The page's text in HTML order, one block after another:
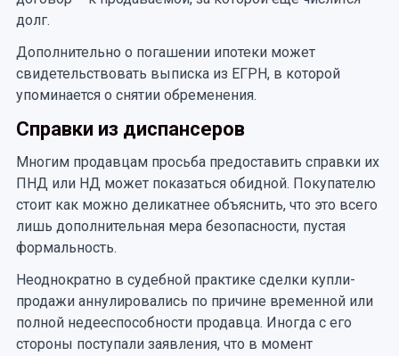
долг.
Дополнительно о погашении ипотеки может
свидетельствовать выписка из ЕГРН, в которой
упоминается о снятии обременения.
Справки из диспансеров
Многим продавцам просьба предоставить справки их
ПНД или НД может показаться обидной. Покупателю
стоит как можно деликатнее объяснить, что это всего
лишь дополнительная мера безопасности, пустая
формальность.
Неоднократно в судебной практике сделки купли-
продажи аннулировались по причине временной или
полной недееспособности продавца. Иногда с его
стороны поступали заявления, что в момент